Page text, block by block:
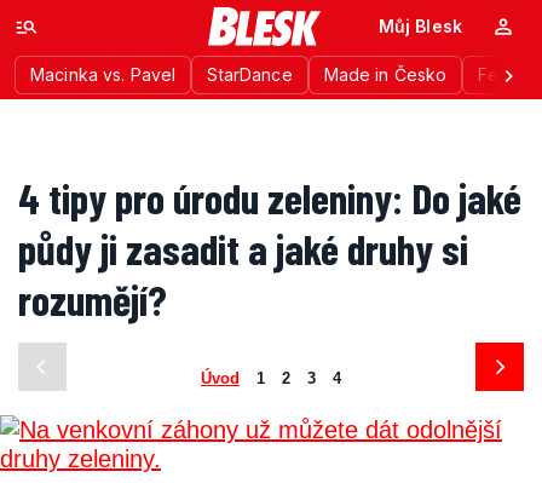
Macinka vs. Pavel StarDance Made in Česko
Můj Blesk
4 tipy pro úrodu zeleniny: Do jaké
půdy ji zasadit a jaké druhy si
rozumějí?
Úvod 1 2 3 4